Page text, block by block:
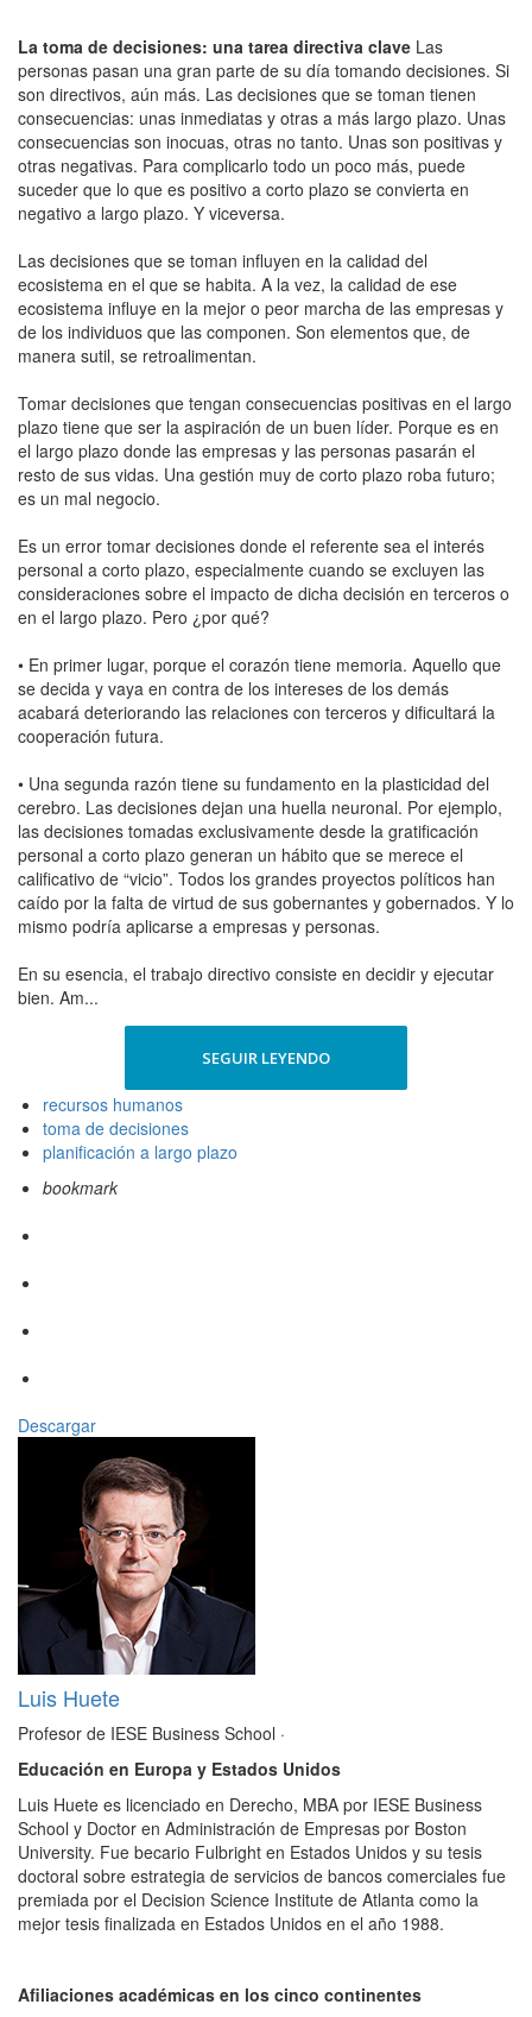
La toma de decisiones: una tarea directiva clave Las
personas pasan una gran parte de su día tomando decisiones. Si
son directivos, aún más. Las decisiones que se toman tienen
consecuencias: unas inmediatas y otras a más largo plazo. Unas
consecuencias son inocuas, otras no tanto. Unas son positivas y
otras negativas. Para complicarlo todo un poco más, puede
suceder que lo que es positivo a corto plazo se convierta en
negativo a largo plazo. Y viceversa.
Las decisiones que se toman influyen en la calidad del
ecosistema en el que se habita. A la vez, la calidad de ese
ecosistema influye en la mejor o peor marcha de las empresas y
de los individuos que las componen. Son elementos que, de
manera sutil, se retroalimentan.
Tomar decisiones que tengan consecuencias positivas en el largo
plazo tiene que ser la aspiración de un buen líder. Porque es en
el largo plazo donde las empresas y las personas pasarán el
resto de sus vidas. Una gestión muy de corto plazo roba futuro;
es un mal negocio.
Es un error tomar decisiones donde el referente sea el interés
personal a corto plazo, especialmente cuando se excluyen las
consideraciones sobre el impacto de dicha decisión en terceros o
en el largo plazo. Pero ¿por qué?
• En primer lugar, porque el corazón tiene memoria. Aquello que
se decida y vaya en contra de los intereses de los demás
acabará deteriorando las relaciones con terceros y dificultará la
cooperación futura.
• Una segunda razón tiene su fundamento en la plasticidad del
cerebro. Las decisiones dejan una huella neuronal. Por ejemplo,
las decisiones tomadas exclusivamente desde la gratificación
personal a corto plazo generan un hábito que se merece el
calificativo de “vicio”. Todos los grandes proyectos políticos han
caído por la falta de virtud de sus gobernantes y gobernados. Y lo
mismo podría aplicarse a empresas y personas.
En su esencia, el trabajo directivo consiste en decidir y ejecutar
bien. Am...
SEGUIR LEYENDO
recursos humanos
toma de decisiones
planificación a largo plazo
bookmark
Descargar
Luis Huete
Profesor de IESE Business School ·
Educación en Europa y Estados Unidos
Luis Huete es licenciado en Derecho, MBA por IESE Business
School y Doctor en Administración de Empresas por Boston
University. Fue becario Fulbright en Estados Unidos y su tesis
doctoral sobre estrategia de servicios de bancos comerciales fue
premiada por el Decision Science Institute de Atlanta como la
mejor tesis finalizada en Estados Unidos en el año 1988.
Afiliaciones académicas en los cinco continentes